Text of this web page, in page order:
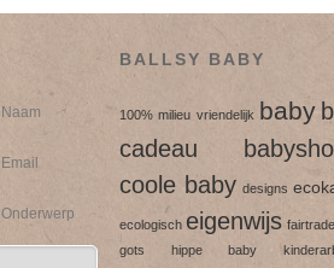
Naam
Email
Onderwerp
BALLSY BABY
100% milieu vriendelijk baby
cadeau
coole baby designs
ecologisch eigenwijs fairtrade
gots
hippe baby